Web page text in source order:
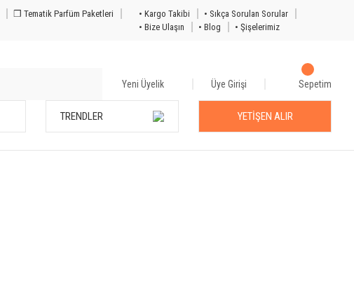
❒ Tematik Parfüm Paketleri
• Kargo Takibi
• Sıkça Sorulan Sorular
• Bize Ulaşın
• Blog
• Şişelerimiz
Yeni Üyelik Üye Girişi Sepetim
TRENDLER YETİŞEN ALIR